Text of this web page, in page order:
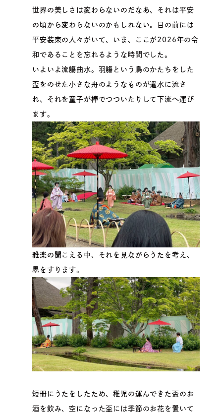
世界の美しさは変わらないのだなあ、それは平安
の頃から変わらないのかもしれない。目の前には
平安装束の人々がいて、いま、ここが2026年の令
和であることを忘れるような時間でした。
いよいよ流觴曲水。羽觴という鳥のかたちをした
盃をのせた小さな舟のようなものが遣水に流さ
れ、それを童子が棒でつついたりして下流へ運び
ます。
雅楽の聞こえる中、それを見ながらうたを考え、
墨をすります。
短冊にうたをしたため、稚児の運んできた盃のお
酒を飲み、空になった盃には季節のお花を置いて